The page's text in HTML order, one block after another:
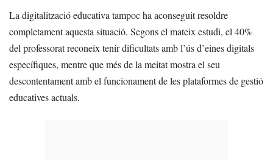
La digitalització educativa tampoc ha aconseguit resoldre
completament aquesta situació. Segons el mateix estudi, el 40%
del professorat reconeix tenir dificultats amb l’ús d’eines digitals
específiques, mentre que més de la meitat mostra el seu
descontentament amb el funcionament de les plataformes de gestió
educatives actuals.